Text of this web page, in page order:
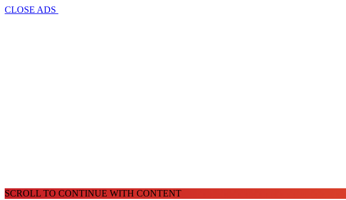
CLOSE ADS
SCROLL TO CONTINUE WITH CONTENT